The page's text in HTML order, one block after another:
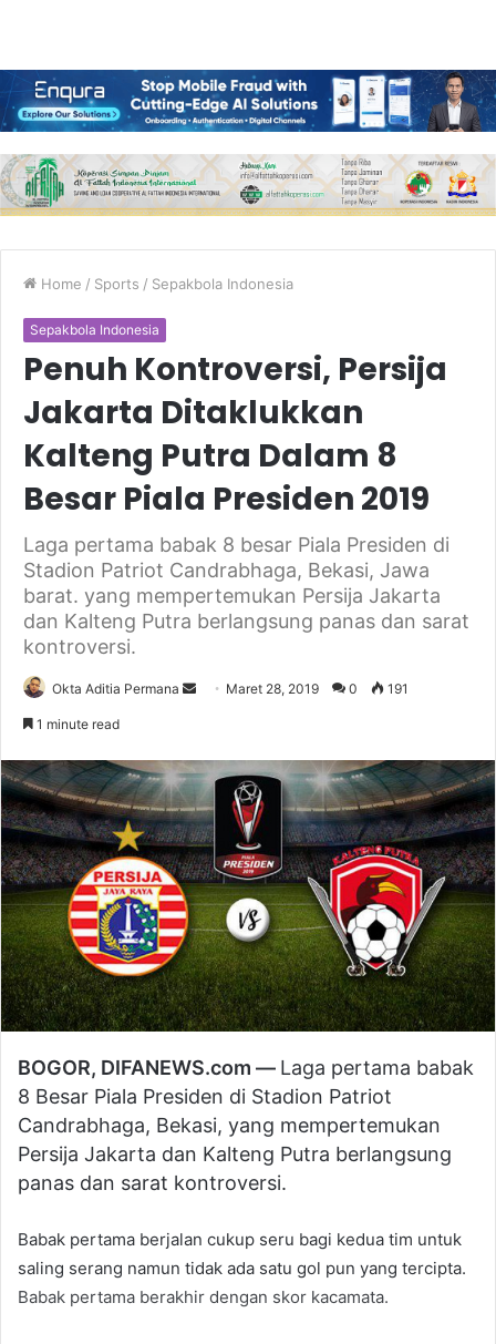
Home / Sports / Sepakbola Indonesia
Sepakbola Indonesia
Penuh Kontroversi, Persija
Jakarta Ditaklukkan
Kalteng Putra Dalam 8
Besar Piala Presiden 2019
Laga pertama babak 8 besar Piala Presiden di
Stadion Patriot Candrabhaga, Bekasi, Jawa
barat. yang mempertemukan Persija Jakarta
dan Kalteng Putra berlangsung panas dan sarat
kontroversi.
Okta Aditia Permana
Send Maret 28, 2019 0 191
1 minute read
BOGOR, DIFANEWS.com — Laga pertama babak
8 Besar Piala Presiden di Stadion Patriot
Candrabhaga, Bekasi, yang mempertemukan
Persija Jakarta dan Kalteng Putra berlangsung
panas dan sarat kontroversi.
Babak pertama berjalan cukup seru bagi kedua tim untuk
saling serang namun tidak ada satu gol pun yang tercipta.
Babak pertama berakhir dengan skor kacamata.